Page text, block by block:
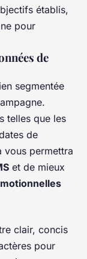
établis,
pour
de
segmentée
telles que les
de
vous permettra
et de mieux
clair, concis
pour